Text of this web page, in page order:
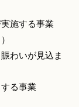
施する事業
わいが見込ま
る事業